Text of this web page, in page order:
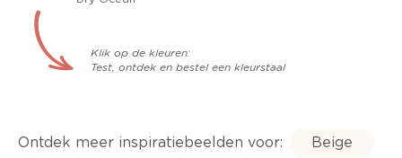
Klik op de kleuren:
Test, ontdek en bestel een kleurstaal
Ontdek meer inspiratiebeelden voor: Beige